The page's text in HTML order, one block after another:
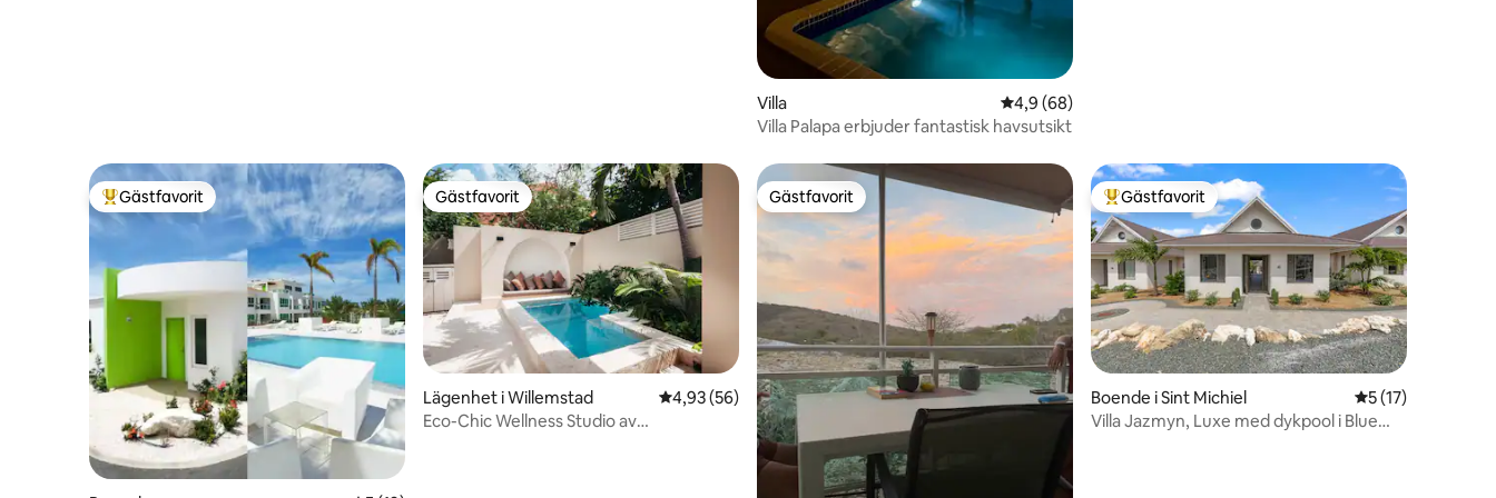
Villa 4,9 av 5 i genomsnittligt betyg, 68 omdömen
4,9 (68)
Villa Palapa erbjuder fantastisk havsutsikt
Populär gästfavorit
Gästfavorit Gästfavorit
Gästfavorit
Lägenhet i Willemstad 4,93 av 5 i genomsnittligt betyg, 56 omdömen
4,93 (56)
Eco-Chic Wellness Studio av
Gästfavorit
Gästfavorit Populär gästfavorit
Gästfavorit
Boende i Sint Michiel 5 av 5 i
5 (17)
Villa Jazmyn, Luxe med dykpool i Blue